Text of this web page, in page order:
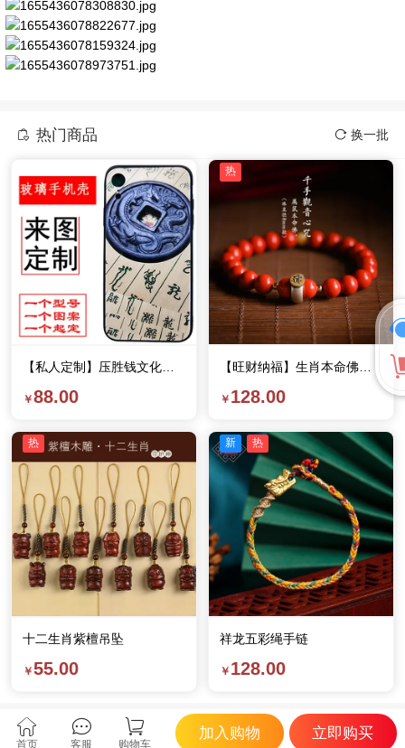
热门商品 换一批
【私人定制】压胜钱文化手机壳
88.00
热
【旺财纳福】生肖本命佛心咒朱砂手串
128.00
热
十二生肖紫檀吊坠
55.00
新 热
祥龙五彩绳手链
128.00
首页 客服 购物车
加入购物 立即购买